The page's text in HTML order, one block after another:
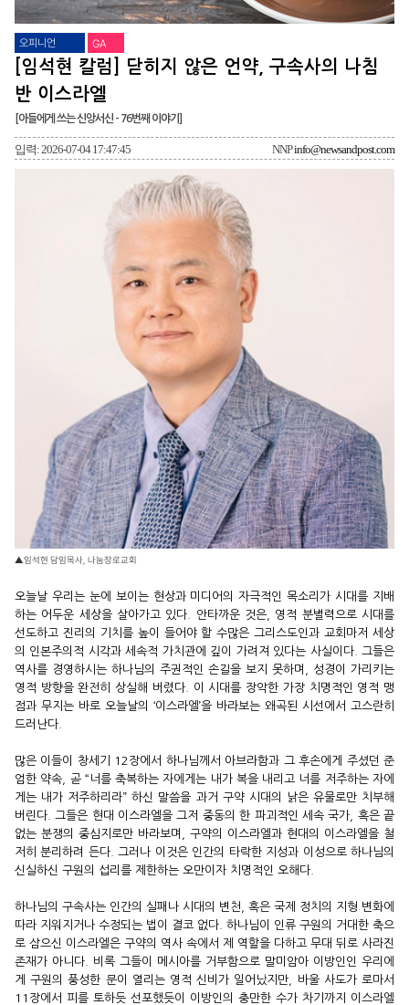
오피니언 GA
[임석현 칼럼] 닫히지 않은 언약, 구속사의 나침
반 이스라엘
[아들에게 쓰는 신앙서신 - 76번째 이야기]
입력: 2026-07-04 17:47:45 NNPinfo@newsandpost.com
▲임석현 담임목사, 나눔장로교회
오늘날 우리는 눈에 보이는 현상과 미디어의 자극적인 목소리가 시대를 지배
하는 어두운 세상을 살아가고 있다. 안타까운 것은, 영적 분별력으로 시대를
선도하고 진리의 기치를 높이 들어야 할 수많은 그리스도인과 교회마저 세상
의 인본주의적 시각과 세속적 가치관에 깊이 가려져 있다는 사실이다. 그들은
역사를 경영하시는 하나님의 주권적인 손길을 보지 못하며, 성경이 가리키는
영적 방향을 완전히 상실해 버렸다. 이 시대를 장악한 가장 치명적인 영적 맹
점과 무지는 바로 오늘날의 ‘이스라엘’을 바라보는 왜곡된 시선에서 고스란히
드러난다.
많은 이들이 창세기 12장에서 하나님께서 아브라함과 그 후손에게 주셨던 준
엄한 약속, 곧 “너를 축복하는 자에게는 내가 복을 내리고 너를 저주하는 자에
게는 내가 저주하리라” 하신 말씀을 과거 구약 시대의 낡은 유물로만 치부해
버린다. 그들은 현대 이스라엘을 그저 중동의 한 파괴적인 세속 국가, 혹은 끝
없는 분쟁의 중심지로만 바라보며, 구약의 이스라엘과 현대의 이스라엘을 철
저히 분리하려 든다. 그러나 이것은 인간의 타락한 지성과 이성으로 하나님의
신실하신 구원의 섭리를 제한하는 오만이자 치명적인 오해다.
하나님의 구속사는 인간의 실패나 시대의 변천, 혹은 국제 정치의 지형 변화에
따라 지워지거나 수정되는 법이 결코 없다. 하나님이 인류 구원의 거대한 축으
로 삼으신 이스라엘은 구약의 역사 속에서 제 역할을 다하고 무대 뒤로 사라진
존재가 아니다. 비록 그들이 메시아를 거부함으로 말미암아 이방인인 우리에
게 구원의 풍성한 문이 열리는 영적 신비가 일어났지만, 바울 사도가 로마서
11장에서 피를 토하듯 선포했듯이 이방인의 충만한 수가 차기까지 이스라엘